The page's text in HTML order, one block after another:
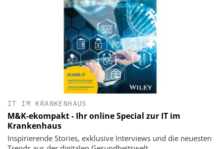
IT IM KRANKENHAUS
M&K-ekompakt - Ihr online Special zur IT im
Krankenhaus
Inspirierende Stories, exklusive Interviews und die neuesten